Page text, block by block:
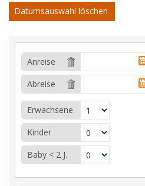
Datumsauswahl löschen
Anreise
Abreise
Erwachsene
Kinder
Baby < 2 J.